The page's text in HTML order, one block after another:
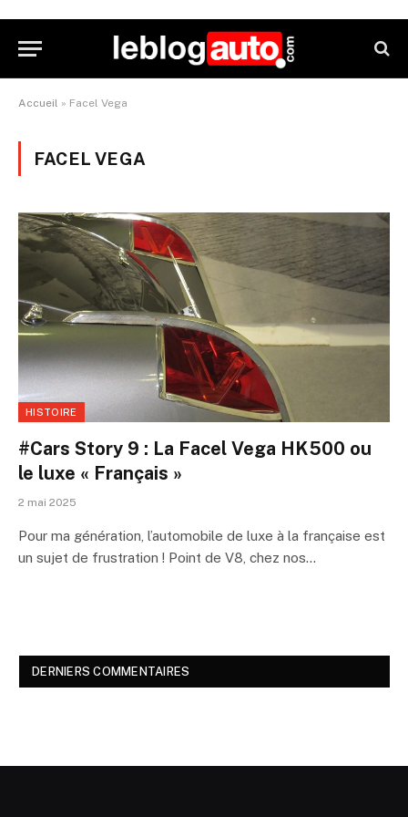
Accueil » Facel Vega
FACEL VEGA
HISTOIRE
#Cars Story 9 : La Facel Vega HK500 ou
le luxe « Français »
2 mai 2025
Pour ma génération, l’automobile de luxe à la française est
un sujet de frustration ! Point de V8, chez nos…
DERNIERS COMMENTAIRES